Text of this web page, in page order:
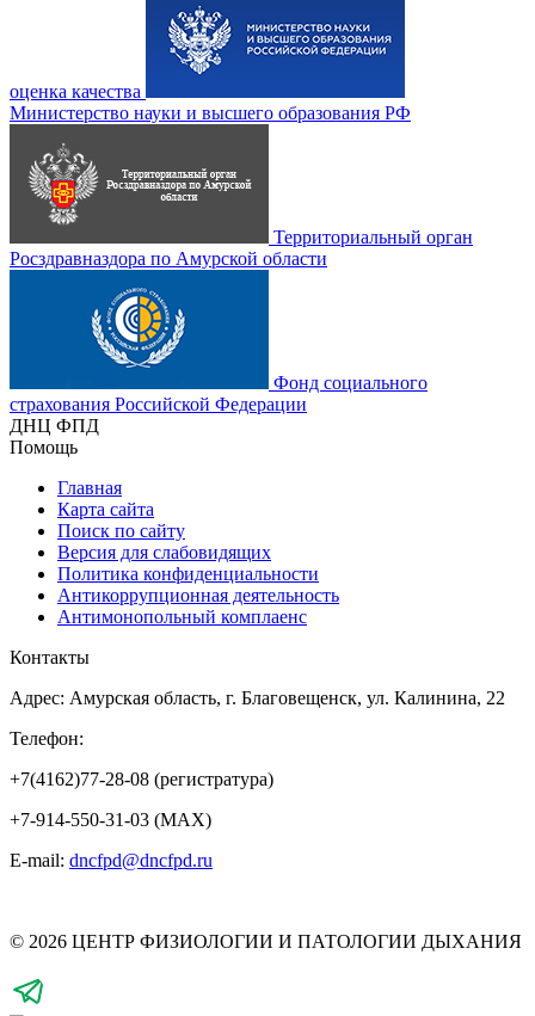
оценка качества
Министерство науки и высшего образования РФ
Территориальный орган
Росздравназдора по Амурской области
Фонд социального
страхования Российской Федерации
ДНЦ ФПД
Помощь
Главная
Карта сайта
Поиск по сайту
Версия для слабовидящих
Политика конфиденциальности
Антикоррупционная деятельность
Антимонопольный комплаенс
Контакты
Адрес: Амурская область, г. Благовещенск, ул. Калинина, 22
Телефон:
+7(4162)77-28-08 (регистратура)
+7-914-550-31-03 (MAX)
E-mail: dncfpd@dncfpd.ru
© 2026 ЦЕНТР ФИЗИОЛОГИИ И ПАТОЛОГИИ ДЫХАНИЯ